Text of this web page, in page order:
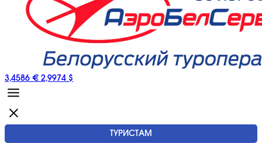
3,4586 € 2,9974 $
ТУРИСТАМ